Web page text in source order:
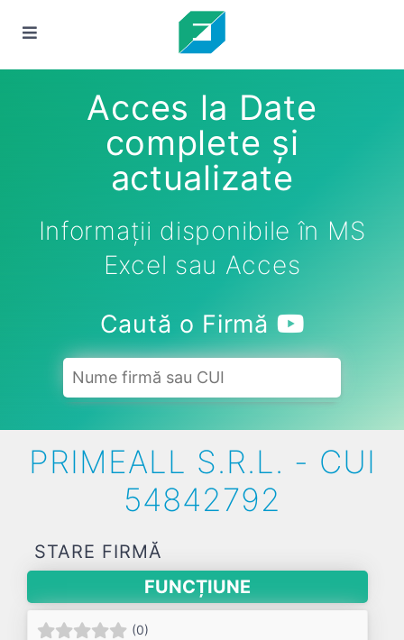
Acces la Date
complete și
actualizate
Informații disponibile în MS
Excel sau Acces
Caută o Firmă
PRIMEALL S.R.L. - CUI
54842792
STARE FIRMĂ
FUNCȚIUNE
(0)